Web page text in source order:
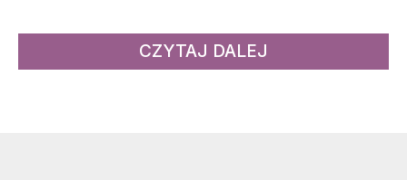
CZYTAJ DALEJ